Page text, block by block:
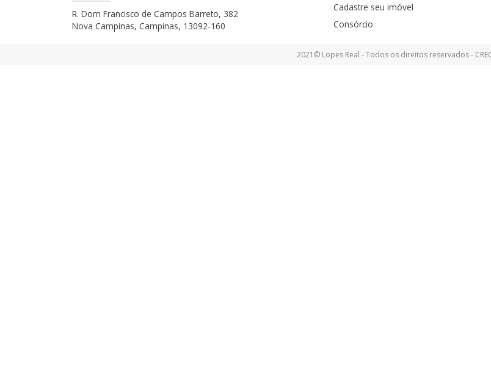
R. Dom Francisco de Campos Barreto, 382
Nova Campinas, Campinas, 13092-160
Cadastre seu imóvel
Consórcio
2021© Lopes Real - Todos os direitos reservados -